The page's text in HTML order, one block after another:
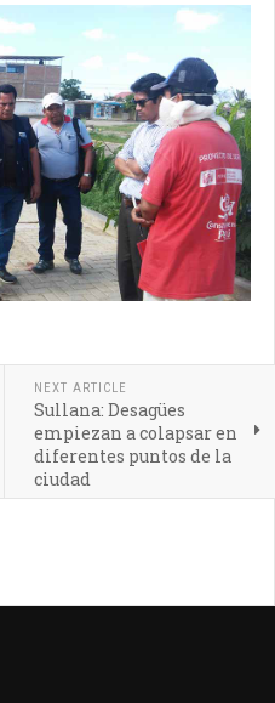
NEXT ARTICLE
Sullana: Desagües
empiezan a colapsar en
diferentes puntos de la
ciudad